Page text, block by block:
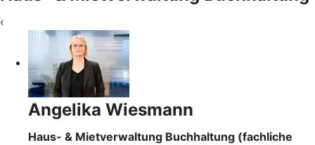
‹
Angelika Wiesmann
Haus- & Mietverwaltung Buchhaltung (fachliche